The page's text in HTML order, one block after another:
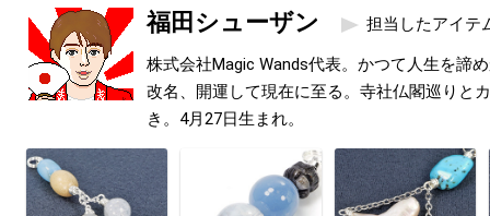
福田シューザン 担当したアイテ
株式会社Magic Wands代表。かつて人生を諦
改名、開運して現在に至る。寺社仏閣巡りと
き。4月27日生まれ。